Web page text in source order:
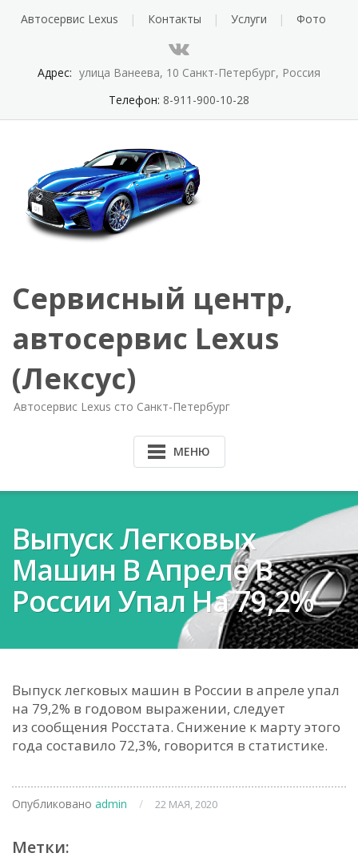
Автосервис Lexus Контакты Услуги Фото
Адрес: улица Ванеева, 10 Санкт-Петербург, Россия
Телефон: 8-911-900-10-28
Сервисный центр,
автосервис Lexus
(Лексус)
Автосервис Lexus сто Санкт-Петербург
МЕНЮ
Выпуск Легковых
Машин В Апреле В
России Упал На 79,2%
Выпуск легковых машин в России в апреле упал
на 79,2% в годовом выражении, следует
из сообщения Росстата. Снижение к марту этого
года составило 72,3%, говорится в статистике.
Опубликовано admin / 22 МАЯ, 2020
Метки: